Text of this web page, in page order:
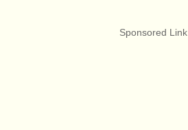
Sponsored Link